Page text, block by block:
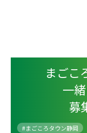
まごこ
一
募
#まごころタウン静岡